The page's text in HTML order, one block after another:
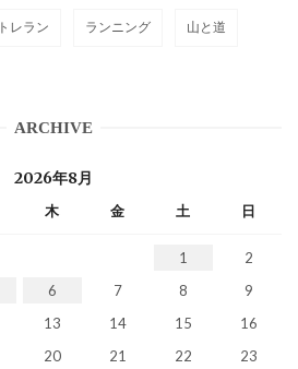
トレラン ランニング 山と道
ARCHIVE
2026年8月
木 金 土 日
1
2
6 7 8
9
13 14 15
16
20 21 22 23